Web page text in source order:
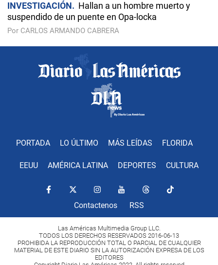
INVESTIGACIÓN
Hallan a un hombre muerto y
suspendido de un puente en Opa-locka
Por CARLOS ARMANDO CABRERA
PORTADA LO ÚLTIMO MÁS LEÍDAS FLORIDA
EEUU AMÉRICA LATINA DEPORTES CULTURA
Contactenos RSS
Las Américas Multimedia Group LLC.
TODOS LOS DERECHOS RESERVADOS 2016-06-13
PROHIBIDA LA REPRODUCCIÓN TOTAL O PARCIAL DE CUALQUIER
MATERIAL DE ESTE DIARIO SIN LA AUTORIZACIÓN EXPRESA DE LOS
EDITORES